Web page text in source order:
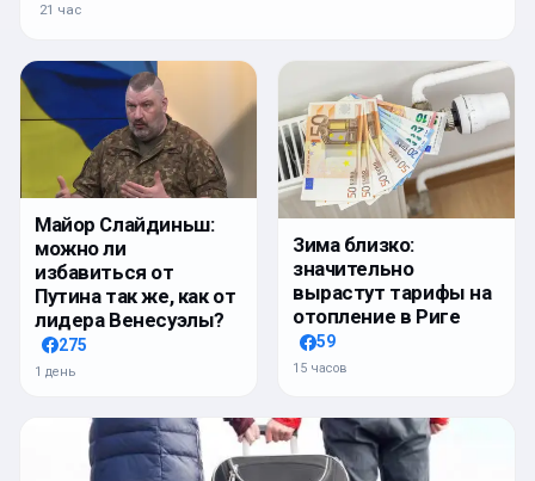
21 час
Майор Слайдиньш:
можно ли
избавиться от
Путина так же, как от
лидера Венесуэлы?
275
1 день
Зима близко:
значительно
вырастут тарифы на
отопление в Риге
59
15 часов